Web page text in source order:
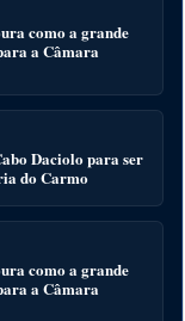
como a grande
a Câmara
Daciolo para ser
do Carmo
como a grande
a Câmara